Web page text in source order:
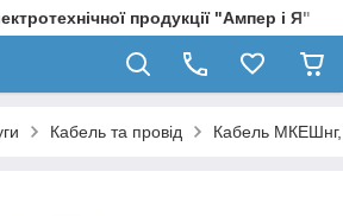
продукції "Ампер і Я"
Кабель та провід Кабель